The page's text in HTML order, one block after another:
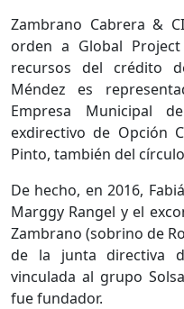
Zambrano Cabrera &
orden a Global
recursos del crédito
Méndez es
Empresa Municipal
exdirectivo de Opción
Pinto, también del
De hecho, en 2016,
Marggy Rangel y el
Zambrano (sobrino de
de la junta directiva
vinculada al grupo
fue fundador.